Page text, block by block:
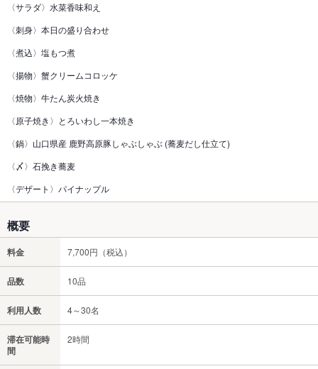
〈サラダ〉水菜香味和え
〈刺身〉本日の盛り合わせ
〈煮込〉塩もつ煮
〈揚物〉蟹クリームコロッケ
〈焼物〉牛たん炭火焼き
〈原子焼き〉とろいわし一本焼き
〈鍋〉山口県産 鹿野高原豚しゃぶしゃぶ (蕎麦だし仕立て)
〈〆〉石挽き蕎麦
〈デザート〉パイナップル
概要
料金 7,700円（税込）
品数 10品
利用人数 4～30名
滞在可能時
間
2時間